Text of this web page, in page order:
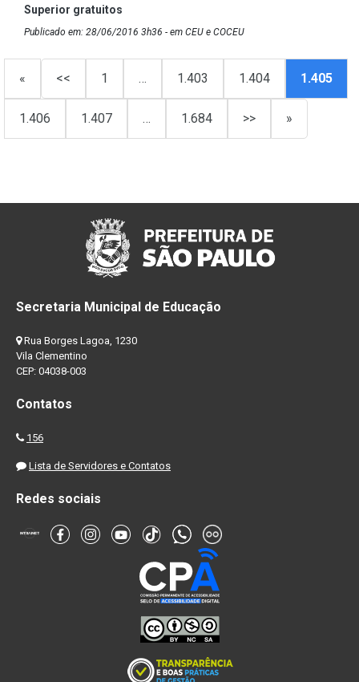
Superior gratuitos
Publicado em: 28/06/2016 3h36 - em CEU e COCEU
« << 1 … 1.403 1.404 1.405
1.406 1.407 … 1.684 >> »
Secretaria Municipal de Educação
Rua Borges Lagoa, 1230
Vila Clementino
CEP: 04038-003
Contatos
156
Lista de Servidores e Contatos
Redes sociais